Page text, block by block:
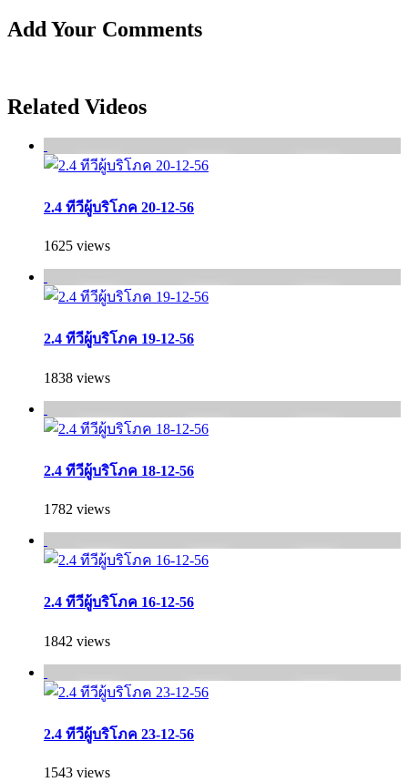
Add Your Comments
Related Videos
2.4 ทีวีผู้บริโภค 20-12-56
1625 views
2.4 ทีวีผู้บริโภค 19-12-56
1838 views
2.4 ทีวีผู้บริโภค 18-12-56
1782 views
2.4 ทีวีผู้บริโภค 16-12-56
1842 views
2.4 ทีวีผู้บริโภค 23-12-56
1543 views